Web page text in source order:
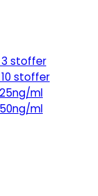
stoffer
stoffer
ml
ml